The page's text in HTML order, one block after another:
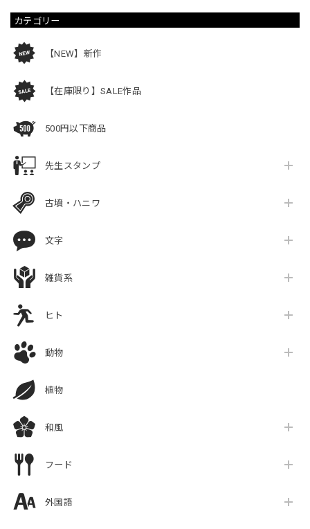
カテゴリー
【NEW】新作
【在庫限り】SALE作品
500円以下商品
先生スタンプ
古墳・ハニワ
文字
雑貨系
ヒト
動物
植物
和風
フード
外国語